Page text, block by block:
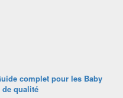
complet pour les Baby
qualité